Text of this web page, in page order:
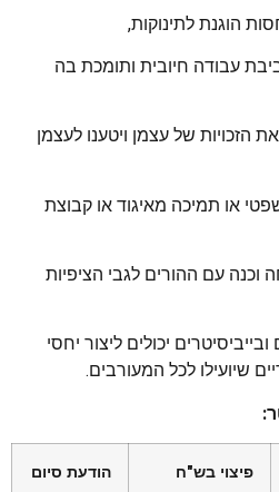
הוגנת לתינוקות,
עבודה חיובית ותומכת בה
הזכויות של עצמן ויטענו לעצמן
או תמיכה מאיגוד או קבוצת
עם ההורים לגבי הציפיות
יכולים ליצור יחסי
שיועילו לכל המעורבים.
פיצוי בש"ח הודעת סיום